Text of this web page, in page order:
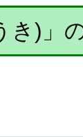
き)」